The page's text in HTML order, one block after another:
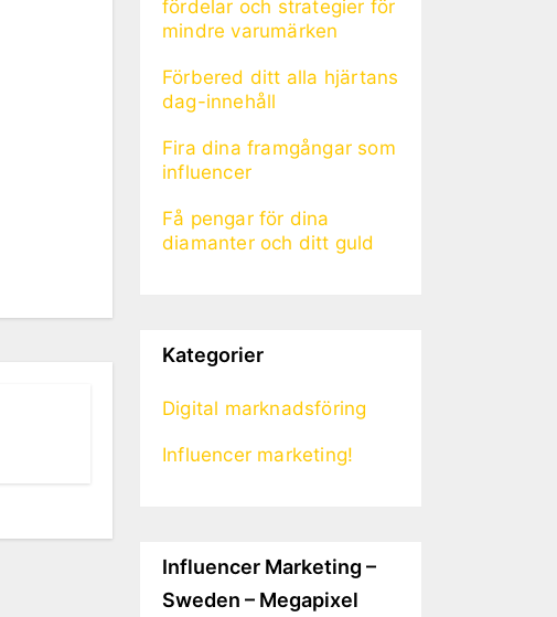
fördelar och strategier för
mindre varumärken
Förbered ditt alla hjärtans
dag-innehåll
Fira dina framgångar som
influencer
Få pengar för dina
diamanter och ditt guld
Kategorier
Digital marknadsföring
Influencer marketing!
Influencer Marketing –
Sweden – Megapixel